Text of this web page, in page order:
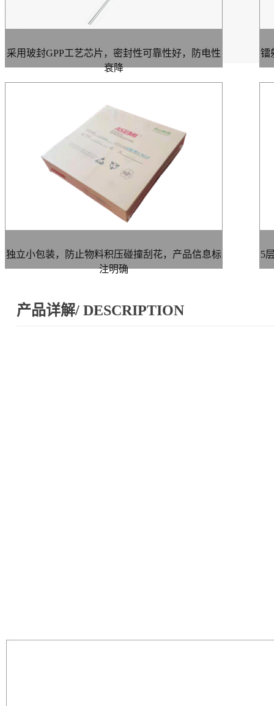
采用玻封GPP工艺芯片，密封性可靠性好，防电性
衰降
镭
独立小包装，防止物料积压碰撞刮花，产品信息标
注明确
5
产品详解/ DESCRIPTION